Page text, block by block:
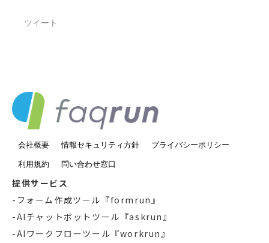
ツイート
会社概要 情報セキュリティ方針 プライバシーポリシー
利用規約 問い合わせ窓口
提供サービス
- フォーム作成ツール『formrun』
-AIチャットボットツール『askrun』
-AIワークフローツール『workrun』